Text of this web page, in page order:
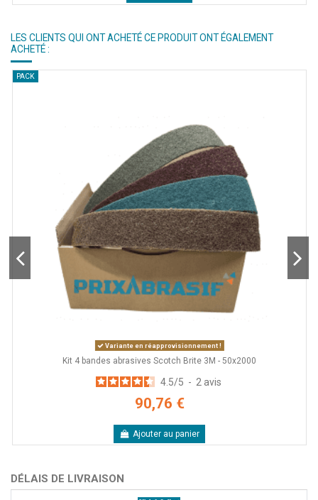
LES CLIENTS QUI ONT ACHETÉ CE PRODUIT ONT ÉGALEMENT
ACHETÉ :
PACK
Variante en réapprovisionnement !
Kit 4 bandes abrasives Scotch Brite 3M - 50x2000
4.5/5 - 2 avis
90,76 €
Ajouter au panier
DÉLAIS DE LIVRAISON